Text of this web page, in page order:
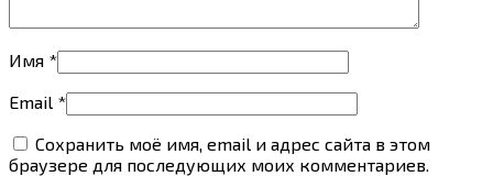
Имя *
Email *
Сохранить моё имя, email и адрес сайта в этом
браузере для последующих моих комментариев.